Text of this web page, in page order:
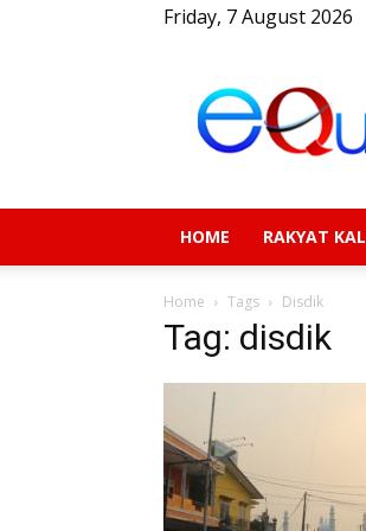
Friday, 7 August 2026
HOME RAKYAT
Home Tags Disdik
Tag: disdik